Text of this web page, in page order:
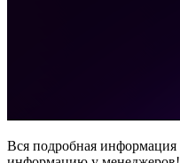
Вся подробная информация